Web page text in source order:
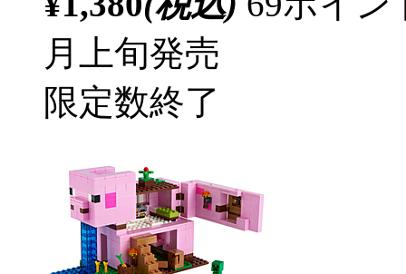
月上旬発売
限定数終了